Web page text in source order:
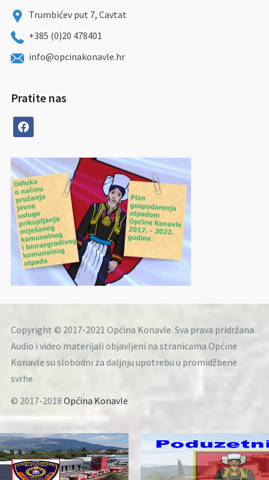
Trumbićev put 7, Cavtat
+385 (0)20 478401
info@opcinakonavle.hr
Pratite nas
facebook
Copyright © 2017-2021 Općina Konavle. Sva prava pridržana
Audio i video materijali objavljeni na stranicama Općine
Konavle su slobodni za daljnju upotrebu u promidžbene
svrhe
© 2017-2018 Općina Konavle